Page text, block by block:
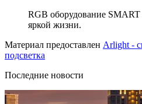
RGB оборудование
яркой жизни.
Материал предоставлен Arlight -
подсветка
Последние новости